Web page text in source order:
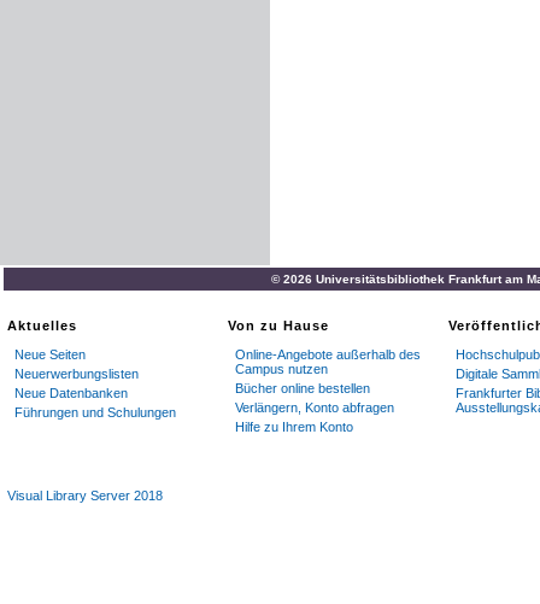
© 2026 Universitätsbibliothek Frankfurt am
Aktuelles
Neue Seiten
Neuerwerbungslisten
Neue Datenbanken
Führungen und Schulungen
Von zu Hause
Online-Angebote außerhalb des
Campus nutzen
Bücher online bestellen
Verlängern, Konto abfragen
Hilfe zu Ihrem Konto
Digitale
Frankfurter
Visual Library Server 2018